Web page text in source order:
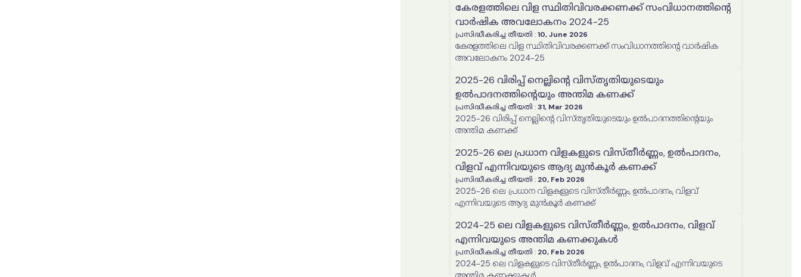
കേരളത്തിലെ വിള സ്ഥിതിവിവരക്കണക്ക് സംവിധാനത്തിൻ്റെ
വാർഷിക അവലോകനം 2024-25
പ്രസിദ്ധീകരിച്ച തീയതി :10, June 2026
കേരളത്തിലെ വിള സ്ഥിതിവിവരക്കണക്ക് സംവിധാനത്തിൻ്റെ വാർഷിക
അവലോകനം 2024-25
2025-26 വിരിപ്പ് നെല്ലിന്റെ വിസ്തൃതിയുടെയും
ഉൽപാദനത്തിന്റെയും അന്തിമ കണക്ക്
പ്രസിദ്ധീകരിച്ച തീയതി :31, Mar 2026
2025-26 വിരിപ്പ് നെല്ലിന്റെ വിസ്തൃതിയുടെയും ഉൽപാദനത്തിന്റെയും
അന്തിമ കണക്ക്
2025-26 ലെ പ്രധാന വിളകളുടെ വിസ്തീർണ്ണം, ഉൽപാദനം,
വിളവ് എന്നിവയുടെ ആദ്യ മുൻകൂർ കണക്ക്
പ്രസിദ്ധീകരിച്ച തീയതി : 20, Feb 2026
2025-26 ലെ പ്രധാന വിളകളുടെ വിസ്തീർണ്ണം, ഉൽപാദനം, വിളവ്
എന്നിവയുടെ ആദ്യ മുൻകൂർ കണക്ക്
2024-25 ലെ വിളകളുടെ വിസ്തീർണ്ണം, ഉൽപാദനം, വിളവ്
എന്നിവയുടെ അന്തിമ കണക്കുകൾ
പ്രസിദ്ധീകരിച്ച തീയതി : 20, Feb 2026
2024-25 ലെ വിളകളുടെ വിസ്തീർണ്ണം, ഉൽപാദനം, വിളവ് എന്നിവയുടെ